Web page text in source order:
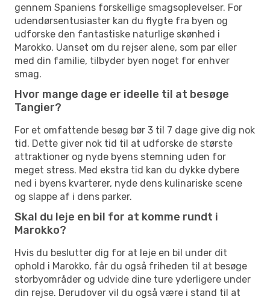
gennem Spaniens forskellige smagsoplevelser. For
udendørsentusiaster kan du flygte fra byen og
udforske den fantastiske naturlige skønhed i
Marokko. Uanset om du rejser alene, som par eller
med din familie, tilbyder byen noget for enhver
smag.
Hvor mange dage er ideelle til at besøge
Tangier?
For et omfattende besøg bør 3 til 7 dage give dig nok
tid. Dette giver nok tid til at udforske de største
attraktioner og nyde byens stemning uden for
meget stress. Med ekstra tid kan du dykke dybere
ned i byens kvarterer, nyde dens kulinariske scene
og slappe af i dens parker.
Skal du leje en bil for at komme rundt i
Marokko?
Hvis du beslutter dig for at leje en bil under dit
ophold i Marokko, får du også friheden til at besøge
storbyområder og udvide dine ture yderligere under
din rejse. Derudover vil du også være i stand til at